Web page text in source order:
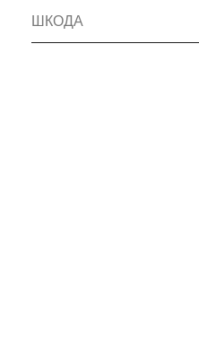
ШКОДА